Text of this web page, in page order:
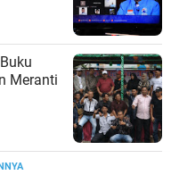
Meranti